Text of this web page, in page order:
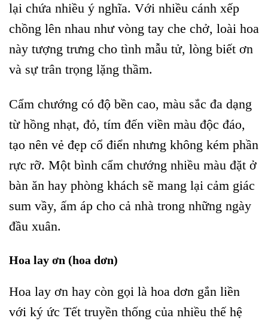
lại chứa nhiều ý nghĩa. Với nhiều cánh xếp
chồng lên nhau như vòng tay che chở, loài hoa
này tượng trưng cho tình mẫu tử, lòng biết ơn
và sự trân trọng lặng thầm.
Cẩm chướng có độ bền cao, màu sắc đa dạng
từ hồng nhạt, đỏ, tím đến viền màu độc đáo,
tạo nên vẻ đẹp cổ điển nhưng không kém phần
rực rỡ. Một bình cẩm chướng nhiều màu đặt ở
bàn ăn hay phòng khách sẽ mang lại cảm giác
sum vầy, ấm áp cho cả nhà trong những ngày
đầu xuân.
Hoa lay ơn (hoa dơn)
Hoa lay ơn hay còn gọi là hoa dơn gắn liền
với ký ức Tết truyền thống của nhiều thế hệ